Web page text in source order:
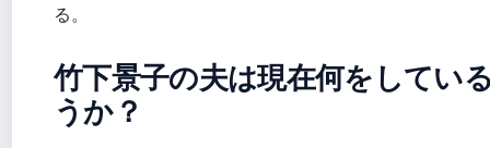
る。
竹下景子の夫は現在何をしてい
うか？